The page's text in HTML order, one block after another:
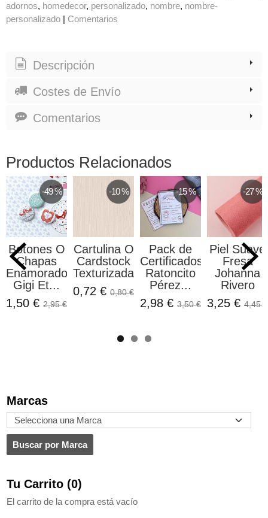
Marcas
Tu Carrito (0)
El carrito de la compra está vacío
adornos homedecor personalizado nombre nombre-
personalizado | Comentarios
Descripción
Costes de Envío
Comentarios
Productos Relacionados
-49 %
Botones O
Chapas
Enamorados
Gigi Et...
1,50 € 2,95 €
-10 %
Cartulina O
Cardstock
Texturizada...
0,72 € 0,80 €
-15 %
Pack de
Certificados
Ratoncito
Pérez...
2,98 € 3,50 €
-27 %
Piel Suave
Fresa
Johanna
Rivero
3,25 € 4,45 €